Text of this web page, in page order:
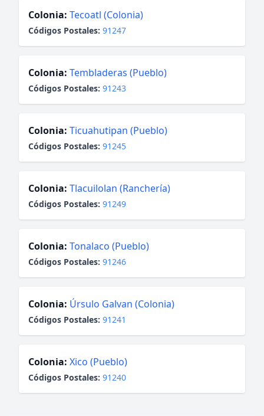
Colonia: Tecoatl (Colonia)
Códigos Postales: 91247
Colonia: Tembladeras (Pueblo)
Códigos Postales: 91243
Colonia: Ticuahutipan (Pueblo)
Códigos Postales: 91245
Colonia: Tlacuilolan (Ranchería)
Códigos Postales: 91249
Colonia: Tonalaco (Pueblo)
Códigos Postales: 91246
Colonia: Úrsulo Galvan (Colonia)
Códigos Postales: 91241
Colonia: Xico (Pueblo)
Códigos Postales: 91240